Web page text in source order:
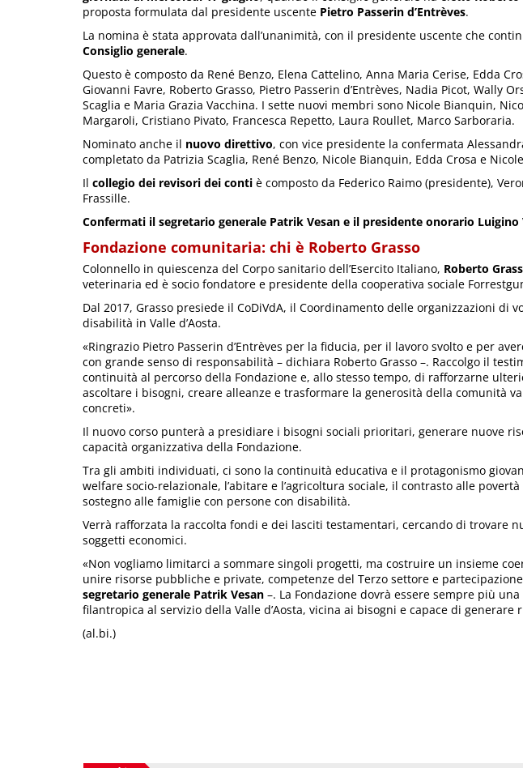
proposta formulata dal presidente uscente Pietro Passerin d’Entrèves.
La nomina è stata approvata dall’unanimità, con il presidente uscente che
Consiglio generale.
Questo è composto da René Benzo, Elena Cattelino, Anna Maria Cerise, Edda
Giovanni Favre, Roberto Grasso, Pietro Passerin d’Entrèves, Nadia Picot, Wally
Scaglia e Maria Grazia Vacchina. I sette nuovi membri sono Nicole Bianquin,
Margaroli, Cristiano Pivato, Francesca Repetto, Laura Roullet, Marco Sarboraria.
Nominato anche il nuovo direttivo, con vice presidente la confermata
completato da Patrizia Scaglia, René Benzo, Nicole Bianquin, Edda Crosa e
Il collegio dei revisori dei conti è composto da Federico Raimo (presidente),
Frassille.
Confermati il segretario generale Patrik Vesan e il presidente onorario Luigino
Fondazione comunitaria: chi è Roberto Grasso
Colonnello in quiescenza del Corpo sanitario dell’Esercito Italiano, Roberto
veterinaria ed è socio fondatore e presidente della cooperativa sociale
Dal 2017, Grasso presiede il CoDiVdA, il Coordinamento delle organizzazioni di
disabilità in Valle d’Aosta.
«Ringrazio Pietro Passerin d’Entrèves per la fiducia, per il lavoro svolto e per
con grande senso di responsabilità – dichiara Roberto Grasso –. Raccolgo il
continuità al percorso della Fondazione e, allo stesso tempo, di rafforzarne
ascoltare i bisogni, creare alleanze e trasformare la generosità della comunità
concreti».
Il nuovo corso punterà a presidiare i bisogni sociali prioritari, generare nuove
capacità organizzativa della Fondazione.
Tra gli ambiti individuati, ci sono la continuità educativa e il protagonismo
welfare socio-relazionale, l’abitare e l’agricoltura sociale, il contrasto alle
sostegno alle famiglie con persone con disabilità.
Verrà rafforzata la raccolta fondi e dei lasciti testamentari, cercando di trovare
soggetti economici.
«Non vogliamo limitarci a sommare singoli progetti, ma costruire un insieme
unire risorse pubbliche e private, competenze del Terzo settore e
segretario generale Patrik Vesan –. La Fondazione dovrà essere sempre più
filantropica al servizio della Valle d’Aosta, vicina ai bisogni e capace di generare
(al.bi.)